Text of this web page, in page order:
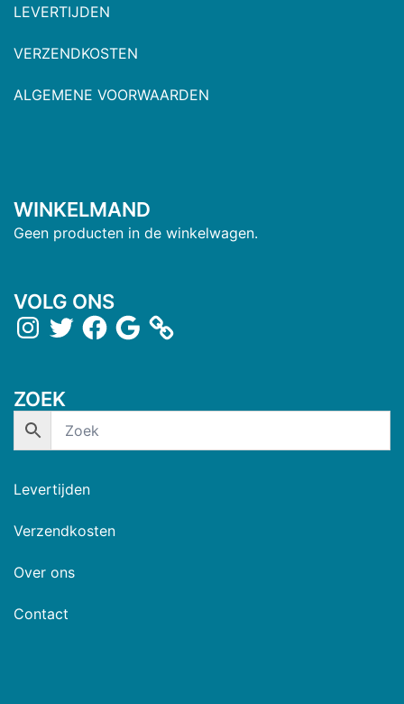
LEVERTIJDEN
VERZENDKOSTEN
ALGEMENE VOORWAARDEN
WINKELMAND
Geen producten in de winkelwagen.
VOLG ONS
ZOEK
Levertijden
Verzendkosten
Over ons
Contact